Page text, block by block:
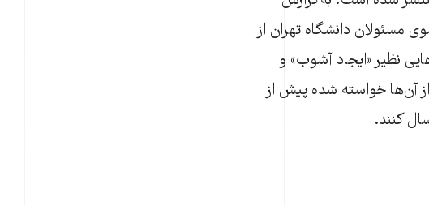
طی تماس‌هایی از سوی مسئولان دانشگاه تهران از
نظیر «ایجاد آشوب» و
آن‌ها خواسته شده پیش از
کنند.